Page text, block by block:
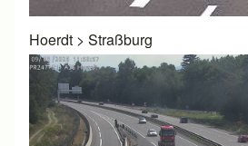
Hoerdt > Straßburg